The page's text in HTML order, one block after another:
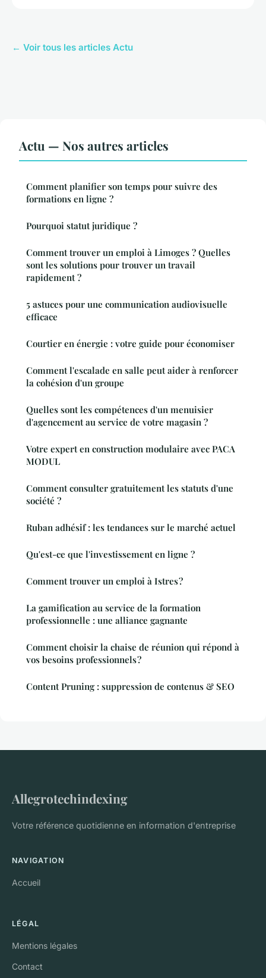
← Voir tous les articles Actu
Actu — Nos autres articles
Comment planifier son temps pour suivre des
formations en ligne ?
Pourquoi statut juridique ?
Comment trouver un emploi à Limoges ? Quelles
sont les solutions pour trouver un travail
rapidement ?
5 astuces pour une communication audiovisuelle
efficace
Courtier en énergie : votre guide pour économiser
Comment l'escalade en salle peut aider à renforcer
la cohésion d'un groupe
Quelles sont les compétences d'un menuisier
d'agencement au service de votre magasin ?
Votre expert en construction modulaire avec PACA
MODUL
Comment consulter gratuitement les statuts d'une
société ?
Ruban adhésif : les tendances sur le marché actuel
Qu'est-ce que l'investissement en ligne ?
Comment trouver un emploi à Istres ?
La gamification au service de la formation
professionnelle : une alliance gagnante
Comment choisir la chaise de réunion qui répond à
vos besoins professionnels ?
Content Pruning : suppression de contenus & SEO
Allegrotechindexing
Votre référence quotidienne en information d'entreprise
NAVIGATION
Accueil
LÉGAL
Mentions légales
Contact